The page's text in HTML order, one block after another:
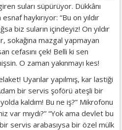
suları süpürüyor. Dükkânı
haykırıyor: “Bu on yıldır
biz suların içindeyiz! On yıldır
sokağına mazgal yapmayan
cefasını çek! Belli ki sen
O zaman yakınmayı kes!
Uyarılar yapılmış, kar lastiği
bir servis şoförü ateşli bir
kaldım! Bu ne iş?” Mikrofonu
var mıydı?” “Yok ama devlet bu
servis arabasıysa bir özel mülk